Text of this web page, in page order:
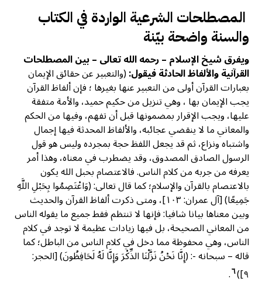
المصطلحات الشرعية الواردة في الكتاب
والسنة واضحة بيّنة
ويفرق شيخ الإسلام – رحمه الله تعالى – بين المصطلحات
القرآنية والألفاظ الحادثة فيقول:(والتعبير عن حقائق الإيمان
بعبارات القرآن أولى من التعبير عنها بغيرها ؛ فإن ألفاظ القرآن
يجب الإيمان بها ، وهي تنزيل من حكيم حميد، والأمة متفقة
عليها، ويجب الإقرار بمضمونها قبل أن تفهم، وفيها من الحكم
والمعاني ما لا ينقضي عجائبه، والألفاظ المحدثة فيها إجمال
واشتباه ونزاع، ثم قد يجعل اللفظ حجة بمجرده وليس هو قول
الرسول الصادق المصدوق، وقد يضطرب في معناه، وهذا أمر
يعرفه من جربه من كلام الناس. فالاعتصام بحبل الله يكون
بالاعتصام بالقرآن والإسلام؛ كما قال تعالى: (وَاعْتَصِمُوا بِحَبْلِ اللَّهِ
جَمِيعًا) [آل عمران: ١٠٣]، ومتى ذكرت ألفاظ القرآن والحديث
وبين معناها بيانا شافيا: فإنها لا تنتظم فقط جميع ما يقوله الناس
من المعاني الصحيحة، بل فيها زيادات عظيمة لا توجد في كلام
الناس، وهي محفوظة مما دخل في كلام الناس من الباطل؛ کما
قاله – سبحانه -: (إِنَّا نَحْنُ نَزَّلْنَا الذِّكْرَ وَإِنَّا لَهُ لَحَافِظُونَ) [الحجر:
٩]) ٦.